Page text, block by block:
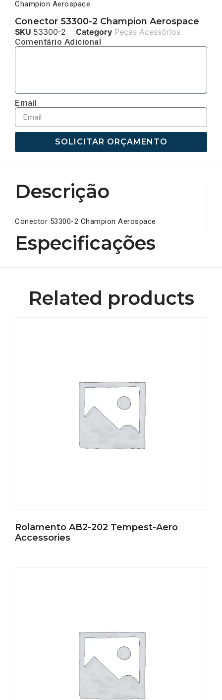
Champion Aerospace
Conector 53300-2 Champion Aerospace
SKU 53300-2 Category Peças Acessórios
Comentário Adicional
Email
SOLICITAR ORÇAMENTO
Descrição
Conector 53300-2 Champion Aerospace
Especificações
Related products
Rolamento AB2-202 Tempest-Aero
Accessories